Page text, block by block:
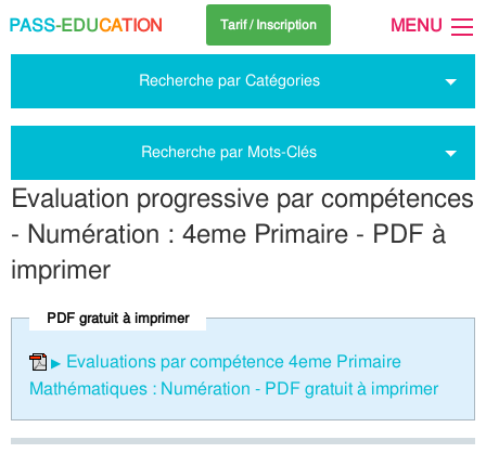
PASS-EDUCATION Tarif / Inscription MENU
Recherche par Catégories
Recherche par Mots-Clés
Evaluation progressive par compétences
- Numération : 4eme Primaire - PDF à
imprimer
PDF gratuit à imprimer
Evaluations par compétence 4eme Primaire
Mathématiques : Numération - PDF gratuit à imprimer